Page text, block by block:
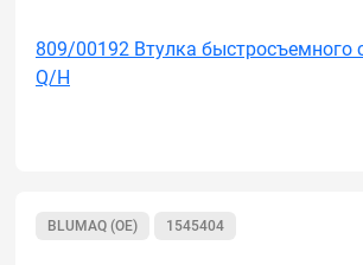
809/00192 Втулка быстросъемного
Q/H
BLUMAQ (OE) 1545404